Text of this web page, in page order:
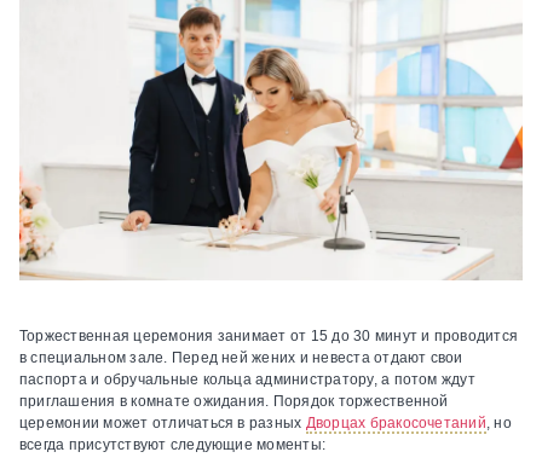
Торжественная церемония занимает от 15 до 30 минут и проводится
в специальном зале. Перед ней жених и невеста отдают свои
паспорта и обручальные кольца администратору, а потом ждут
приглашения в комнате ожидания. Порядок торжественной
церемонии может отличаться в разных Дворцах бракосочетаний, но
всегда присутствуют следующие моменты: